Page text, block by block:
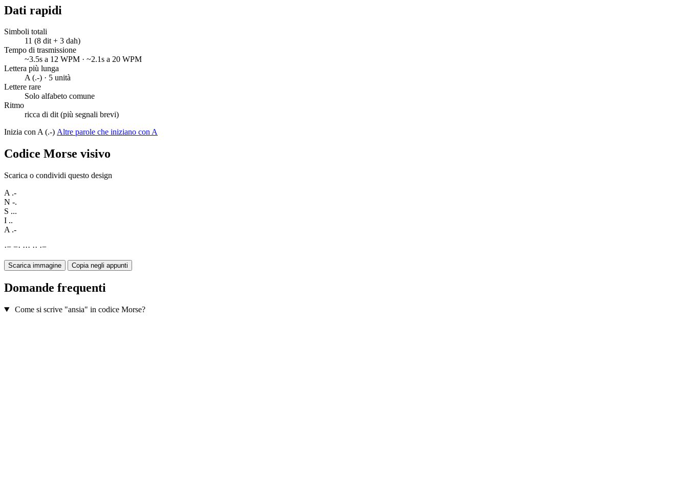
Dati rapidi
Simboli totali
11 (8 dit + 3 dah)
Tempo di trasmissione
~3.5s a 12 WPM · ~2.1s a 20 WPM
Lettera più lunga
A (.-) · 5 unità
Lettere rare
Solo alfabeto comune
Ritmo
ricca di dit (più segnali brevi)
Inizia con A (.-) Altre parole che iniziano con A
Codice Morse visivo
Scarica o condividi questo design
A .-
N -.
S ...
I ..
A .-
·− −· ··· ·· ·−
Scarica immagine Copia negli appunti
Domande frequenti
Come si scrive "ansia" in codice Morse?